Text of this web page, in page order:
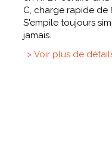
C, charge rapide de
S'empile toujours
jamais.
> Voir plus de